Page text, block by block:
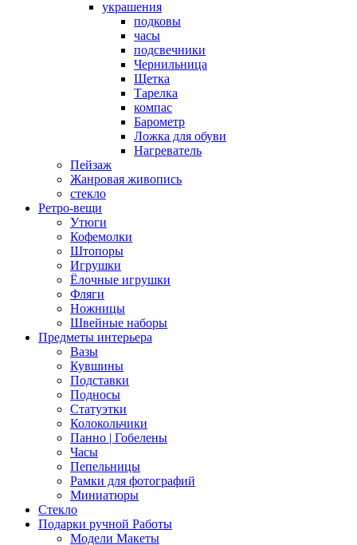
украшения
подковы
часы
подсвечники
Чернильница
Щетка
Тарелка
компас
Барометр
Ложка для обуви
Нагреватель
Пейзаж
Жанровая живопись
стекло
Ретро-вещи
Утюги
Кофемолки
Штопоры
Игрушки
Ёлочные игрушки
Фляги
Ножницы
Швейные наборы
Предметы интерьера
Вазы
Кувшины
Подставки
Подносы
Статуэтки
Колокольчики
Панно | Гобелены
Часы
Пепельницы
Рамки для фотографий
Миниатюры
Стекло
Подарки ручной Работы
Модели Макеты